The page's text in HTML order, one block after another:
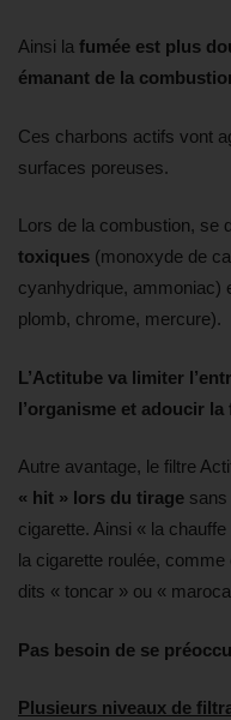
Ainsi la fumée est plus
émanant de la
Ces charbons actifs vont
surfaces poreuses.
Lors de la combustion, se
toxiques (monoxyde de
cyanhydrique, ammoniac)
plomb, chrome, mercure).
L’Actitube va limiter
l’organisme et adoucir la
Autre avantage, le filtre
« hit » lors du tirage sans
cigarette. Ainsi « la
la cigarette roulée,
dits « toncar » ou «
Pas besoin de se
Plusieurs niveaux de